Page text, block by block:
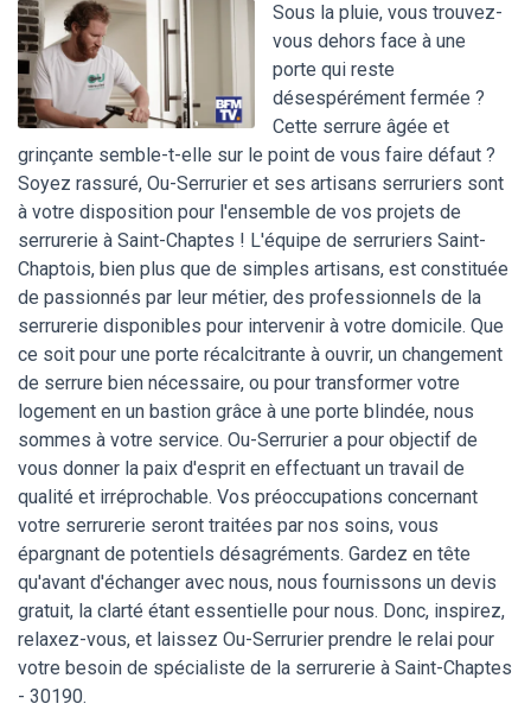
Sous la pluie, vous trouvez-
vous dehors face à une
porte qui reste
désespérément fermée ?
Cette serrure âgée et
grinçante semble-t-elle sur le point de vous faire défaut ?
Soyez rassuré, Ou-Serrurier et ses artisans serruriers sont
à votre disposition pour l'ensemble de vos projets de
serrurerie à Saint-Chaptes ! L'équipe de serruriers Saint-
Chaptois, bien plus que de simples artisans, est constituée
de passionnés par leur métier, des professionnels de la
serrurerie disponibles pour intervenir à votre domicile. Que
ce soit pour une porte récalcitrante à ouvrir, un changement
de serrure bien nécessaire, ou pour transformer votre
logement en un bastion grâce à une porte blindée, nous
sommes à votre service. Ou-Serrurier a pour objectif de
vous donner la paix d'esprit en effectuant un travail de
qualité et irréprochable. Vos préoccupations concernant
votre serrurerie seront traitées par nos soins, vous
épargnant de potentiels désagréments. Gardez en tête
qu'avant d'échanger avec nous, nous fournissons un devis
gratuit, la clarté étant essentielle pour nous. Donc, inspirez,
relaxez-vous, et laissez Ou-Serrurier prendre le relai pour
votre besoin de spécialiste de la serrurerie à Saint-Chaptes
- 30190.